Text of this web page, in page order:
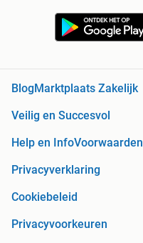
Blog Marktplaats Zakelijk
Veilig en Succesvol
Help en InfoVoorwaarden
Privacyverklaring
Cookiebeleid
Privacyvoorkeuren